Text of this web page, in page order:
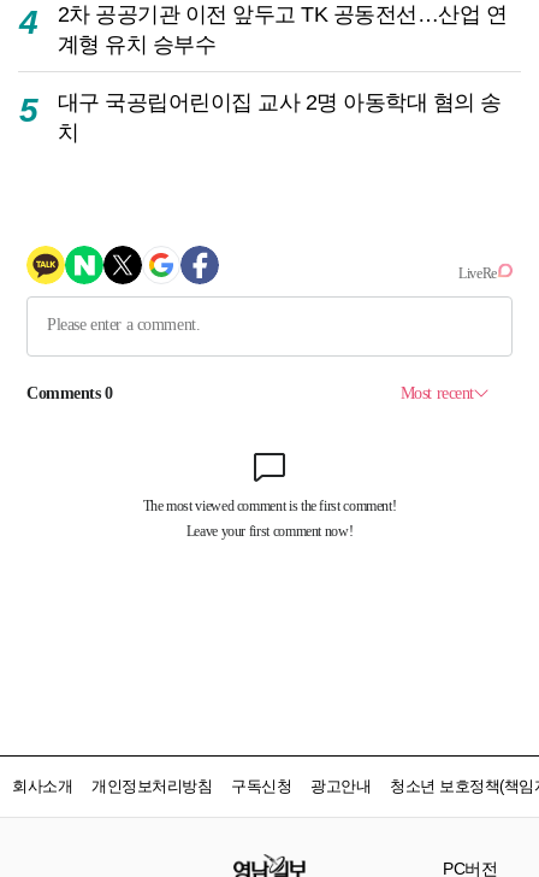
4
2차 공공기관 이전 앞두고 TK 공동전선…산업 연
계형 유치 승부수
5
대구 국공립어린이집 교사 2명 아동학대 혐의 송
치
회사소개 개인정보처리방침 구독신청 광고안내 청소년 보호정책(책임
PC버전